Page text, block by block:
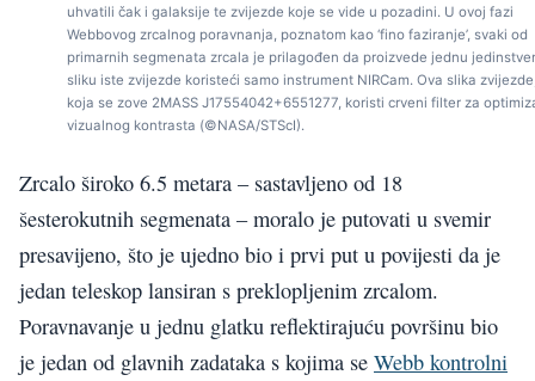
uhvatili čak i galaksije te zvijezde koje se vide u pozadini. U ovoj fazi
Webbovog zrcalnog poravnanja, poznatom kao ‘fino faziranje’, svaki od
primarnih segmenata zrcala je prilagođen da proizvede jednu
sliku iste zvijezde koristeći samo instrument NIRCam. Ova slika
koja se zove 2MASS J17554042+6551277, koristi crveni filter za
vizualnog kontrasta (©NASA/STScI).
Zrcalo široko 6.5 metara – sastavljeno od 18
šesterokutnih segmenata – moralo je putovati u svemir
presavijeno, što je ujedno bio i prvi put u povijesti da je
jedan teleskop lansiran s preklopljenim zrcalom.
Poravnavanje u jednu glatku reflektirajuću površinu bio
je jedan od glavnih zadataka s kojima se Webb kontrolni